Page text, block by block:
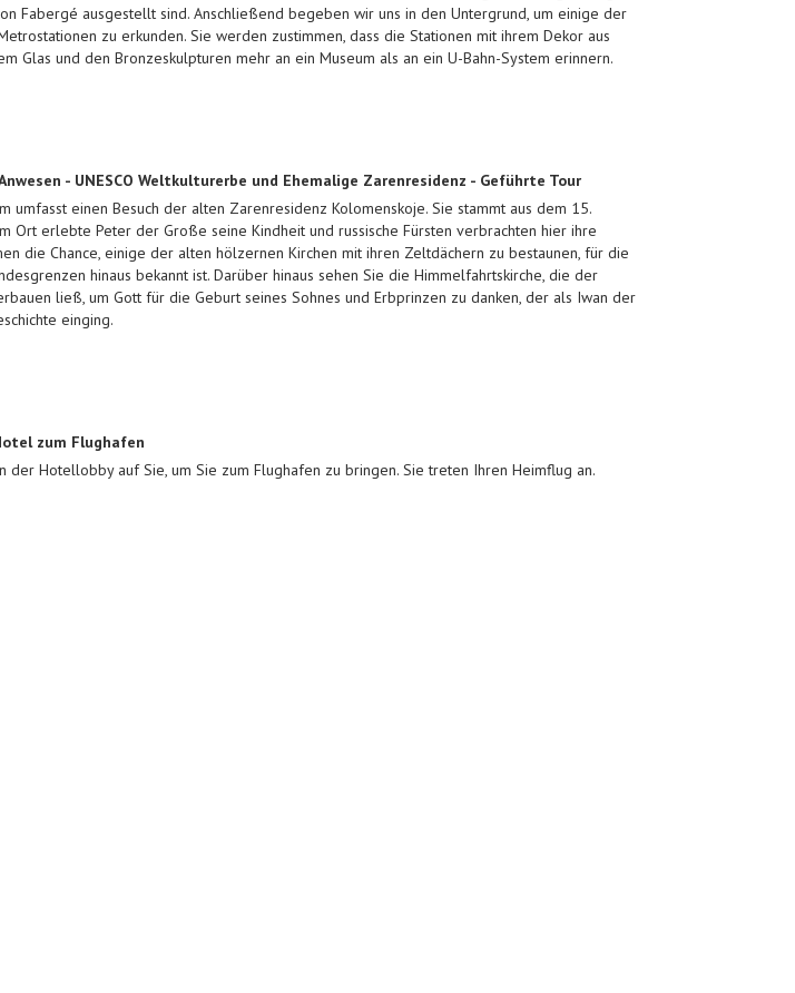
Fabergé ausgestellt sind. Anschließend begeben wir uns in den Untergrund, um einige der
zu erkunden. Sie werden zustimmen, dass die Stationen mit ihrem Dekor aus
Glas und den Bronzeskulpturen mehr an ein Museum als an ein U-Bahn-System erinnern.
- UNESCO Weltkulturerbe und Ehemalige Zarenresidenz - Geführte Tour
umfasst einen Besuch der alten Zarenresidenz Kolomenskoje. Sie stammt aus dem 15.
Ort erlebte Peter der Große seine Kindheit und russische Fürsten verbrachten hier ihre
die Chance, einige der alten hölzernen Kirchen mit ihren Zeltdächern zu bestaunen, für die
hinaus bekannt ist. Darüber hinaus sehen Sie die Himmelfahrtskirche, die der
ließ, um Gott für die Geburt seines Sohnes und Erbprinzen zu danken, der als Iwan der
einging.
zum Flughafen
der Hotellobby auf Sie, um Sie zum Flughafen zu bringen. Sie treten Ihren Heimflug an.